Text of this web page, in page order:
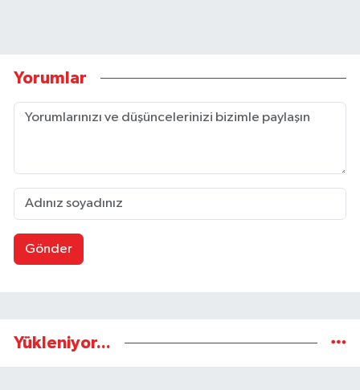
Yorumlar
Gönder
Yükleniyor...